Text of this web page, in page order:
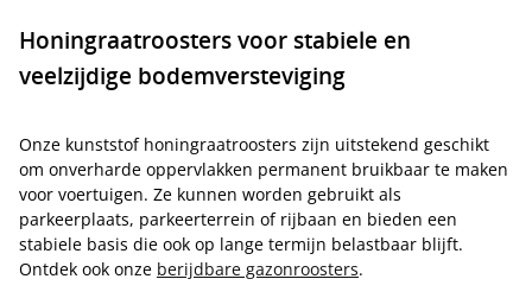
Honingraatroosters voor stabiele en
veelzijdige bodemversteviging
Onze kunststof honingraatroosters zijn uitstekend geschikt
om onverharde oppervlakken permanent bruikbaar te maken
voor voertuigen. Ze kunnen worden gebruikt als
parkeerplaats, parkeerterrein of rijbaan en bieden een
stabiele basis die ook op lange termijn belastbaar blijft.
Ontdek ook onze berijdbare gazonroosters.